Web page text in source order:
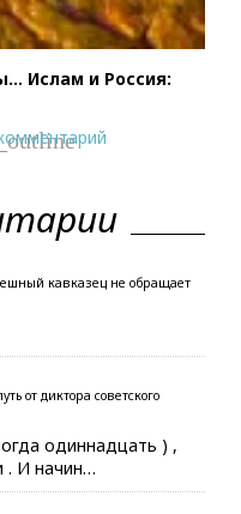
Ислам и Россия:
кавказец не обращает
от диктора советского
одиннадцать ) ,
. И начин…